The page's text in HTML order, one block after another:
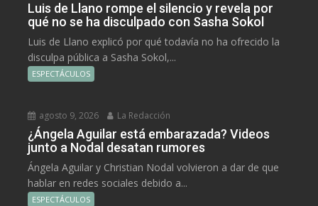
Luis de Llano rompe el silencio y revela por
qué no se ha disculpado con Sasha Sokol
Luis de Llano explicó por qué todavía no ha ofrecido la
disculpa pública a Sasha Sokol,...
ESPECTÁCULOS
agosto 9, 2026 La Redacción
¿Ángela Aguilar está embarazada? Videos
junto a Nodal desatan rumores
Ángela Aguilar y Christian Nodal volvieron a dar de que
hablar en redes sociales debido a...
ESPECTÁCULOS